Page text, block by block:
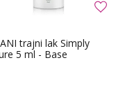
trajni lak Simply
5 ml - Base